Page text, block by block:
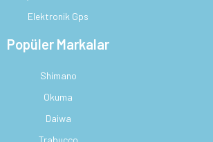
Elektronik Gps
Popüler Markalar
Shimano
Okuma
Daiwa
Trabucco